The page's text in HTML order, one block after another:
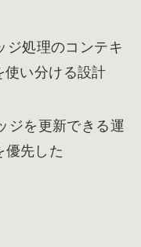
ジ処理のコンテキ
使い分ける設計
ジを更新できる運
優先した